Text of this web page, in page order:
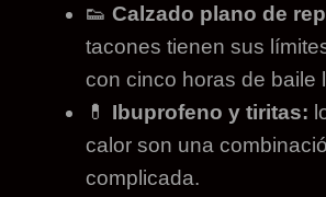
👟Calzado plano de
tacones tienen sus
con cinco horas de baile
💊 Ibuprofeno y tiritas:
calor son una
complicada.